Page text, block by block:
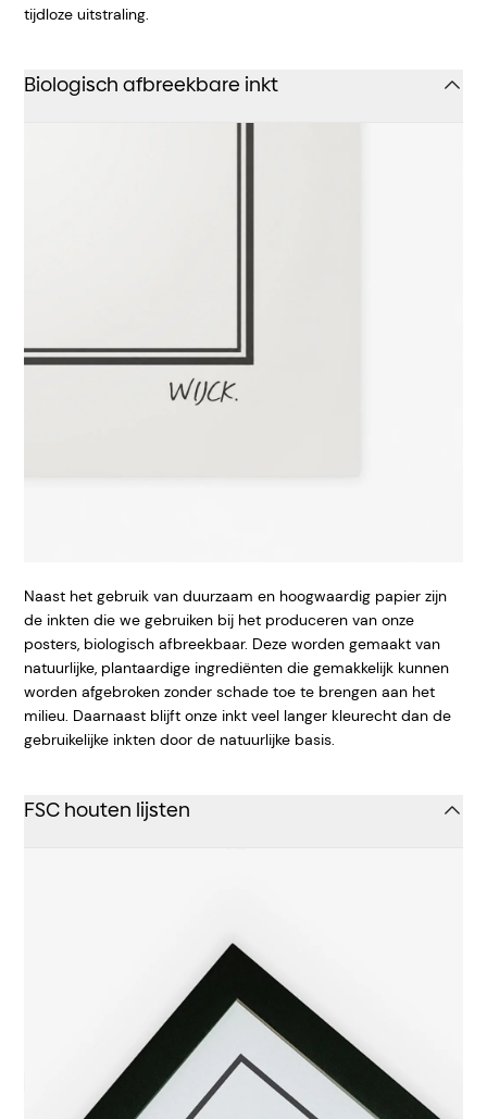
tijdloze uitstraling.
Biologisch afbreekbare inkt
Naast het gebruik van duurzaam en hoogwaardig papier zijn
de inkten die we gebruiken bij het produceren van onze
posters, biologisch afbreekbaar. Deze worden gemaakt van
natuurlijke, plantaardige ingrediënten die gemakkelijk kunnen
worden afgebroken zonder schade toe te brengen aan het
milieu. Daarnaast blijft onze inkt veel langer kleurecht dan de
gebruikelijke inkten door de natuurlijke basis.
FSC houten lijsten